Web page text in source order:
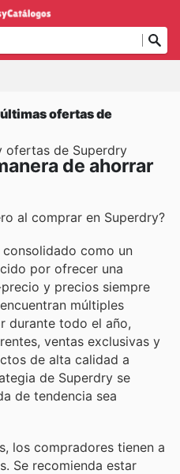
ofertas de
ofertas de Superdry
de ahorrar
al comprar en Superdry?
consolidado como un
por ofrecer una
y precios siempre
múltiples
durante todo el año,
ventas exclusivas y
de alta calidad a
de Superdry se
de tendencia sea
los compradores tienen a
Se recomienda estar